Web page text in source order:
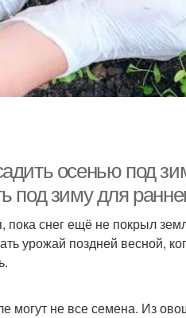
осенью под
под зиму для
пока снег ещё не покрыл
урожай поздней весной,
могут не все семена. Из